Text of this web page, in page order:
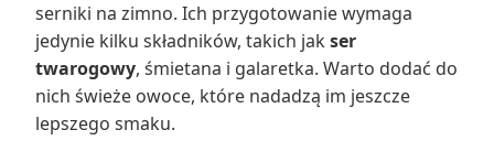
serniki na zimno. Ich przygotowanie wymaga
jedynie kilku składników, takich jakser
twarogowy, śmietana i galaretka. Warto dodać do
nich świeże owoce, które nadadzą im jeszcze
lepszego smaku.